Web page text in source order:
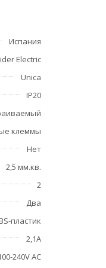
Испания
Electric
Unica
IP20
клеммы
Нет
2,5 мм.кв.
2
Два
пластик
2,1А
240V AC